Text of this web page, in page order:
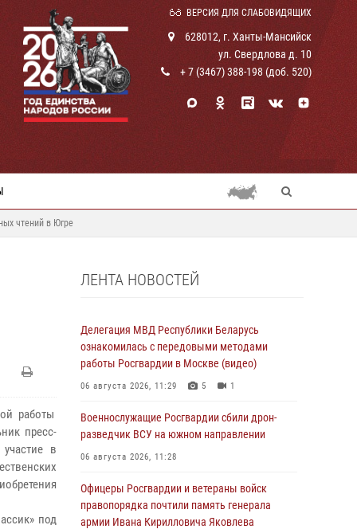
ВЕРСИЯ ДЛЯ СЛАБОВИДЯЩИХ
628012, г. Ханты-Мансийск
ул. Свердлова д. 10
+ 7 (3467) 388-198 (доб. 520)
чтений в Югре
работы
пресс-
в
под
ЛЕНТА НОВОСТЕЙ
Делегация МВД Республики Беларусь
ознакомилась с передовыми методами
работы Росгвардии в Москве (видео)
06 августа 2026, 11:29 5 1
Военнослужащие Росгвардии сбили дрон-
разведчик ВСУ на южном направлении
06 августа 2026, 11:28
Офицеры Росгвардии и ветераны войск
правопорядка почтили память генерала
армии Ивана Кирилловича Яковлева